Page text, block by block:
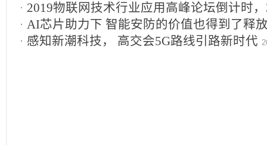
2019物联网技术行业应用高峰论坛倒计时
2019-12-02
AI芯片助力下 智能安防的价值也得到了释
感知新潮科技， 高交会5G路线引路新时代